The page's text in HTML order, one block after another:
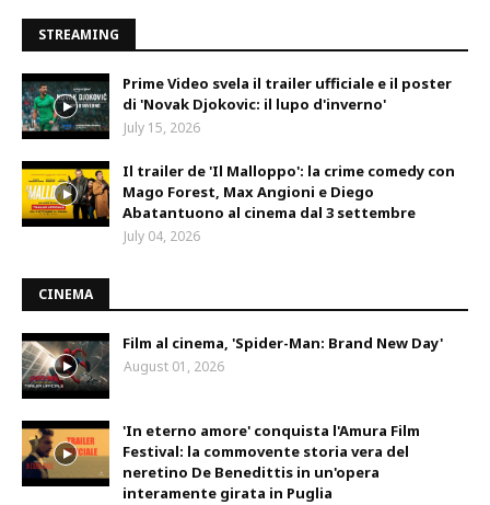
STREAMING
Prime Video svela il trailer ufficiale e il poster
di 'Novak Djokovic: il lupo d'inverno'
July 15, 2026
Il trailer de 'Il Malloppo': la crime comedy con
Mago Forest, Max Angioni e Diego
Abatantuono al cinema dal 3 settembre
July 04, 2026
CINEMA
Film al cinema, 'Spider-Man: Brand New Day'
August 01, 2026
'In eterno amore' conquista l'Amura Film
Festival: la commovente storia vera del
neretino De Benedittis in un'opera
interamente girata in Puglia